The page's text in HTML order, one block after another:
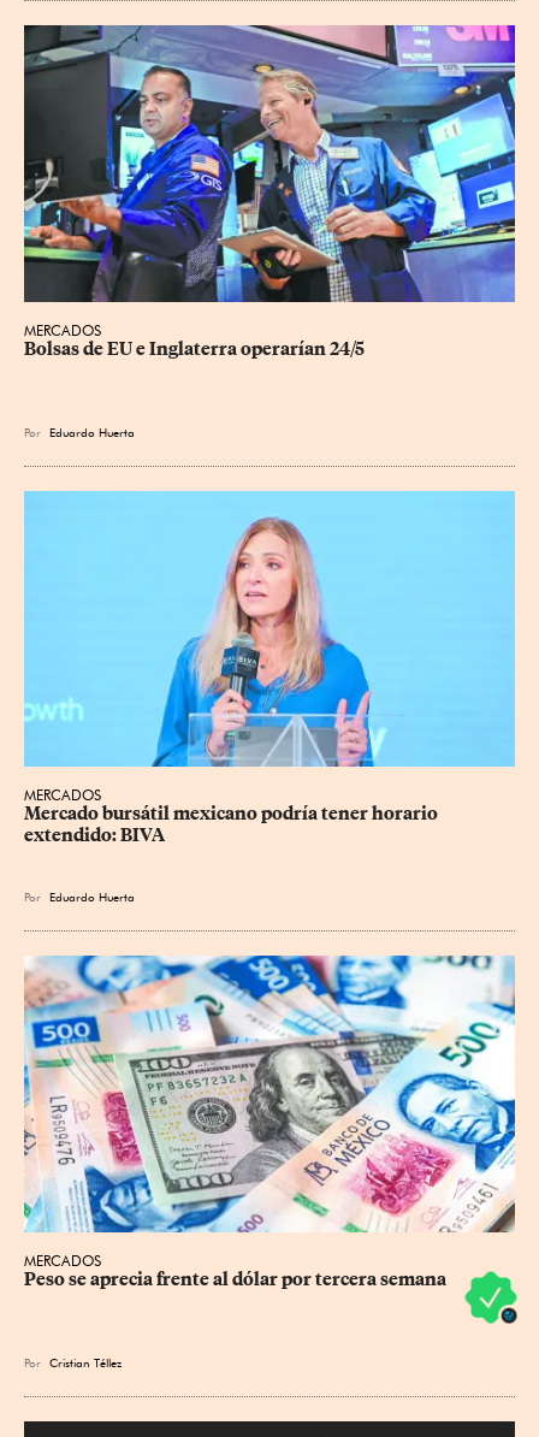
MERCADOS
Bolsas de EU e Inglaterra operarían 24/5
Por Eduardo Huerta
MERCADOS
Mercado bursátil mexicano podría tener horario
extendido: BIVA
Por Eduardo Huerta
MERCADOS
Peso se aprecia frente al dólar por tercera semana
Por Cristian Téllez